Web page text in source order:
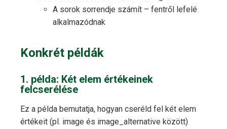
A sorok sorrendje számít – fentről lefelé
alkalmazódnak
Konkrét példák
1. példa: Két elem értékeinek
felcserélése
Ez a példa bemutatja, hogyan cseréld fel két elem
értékeit (pl. image és image_alternative között)